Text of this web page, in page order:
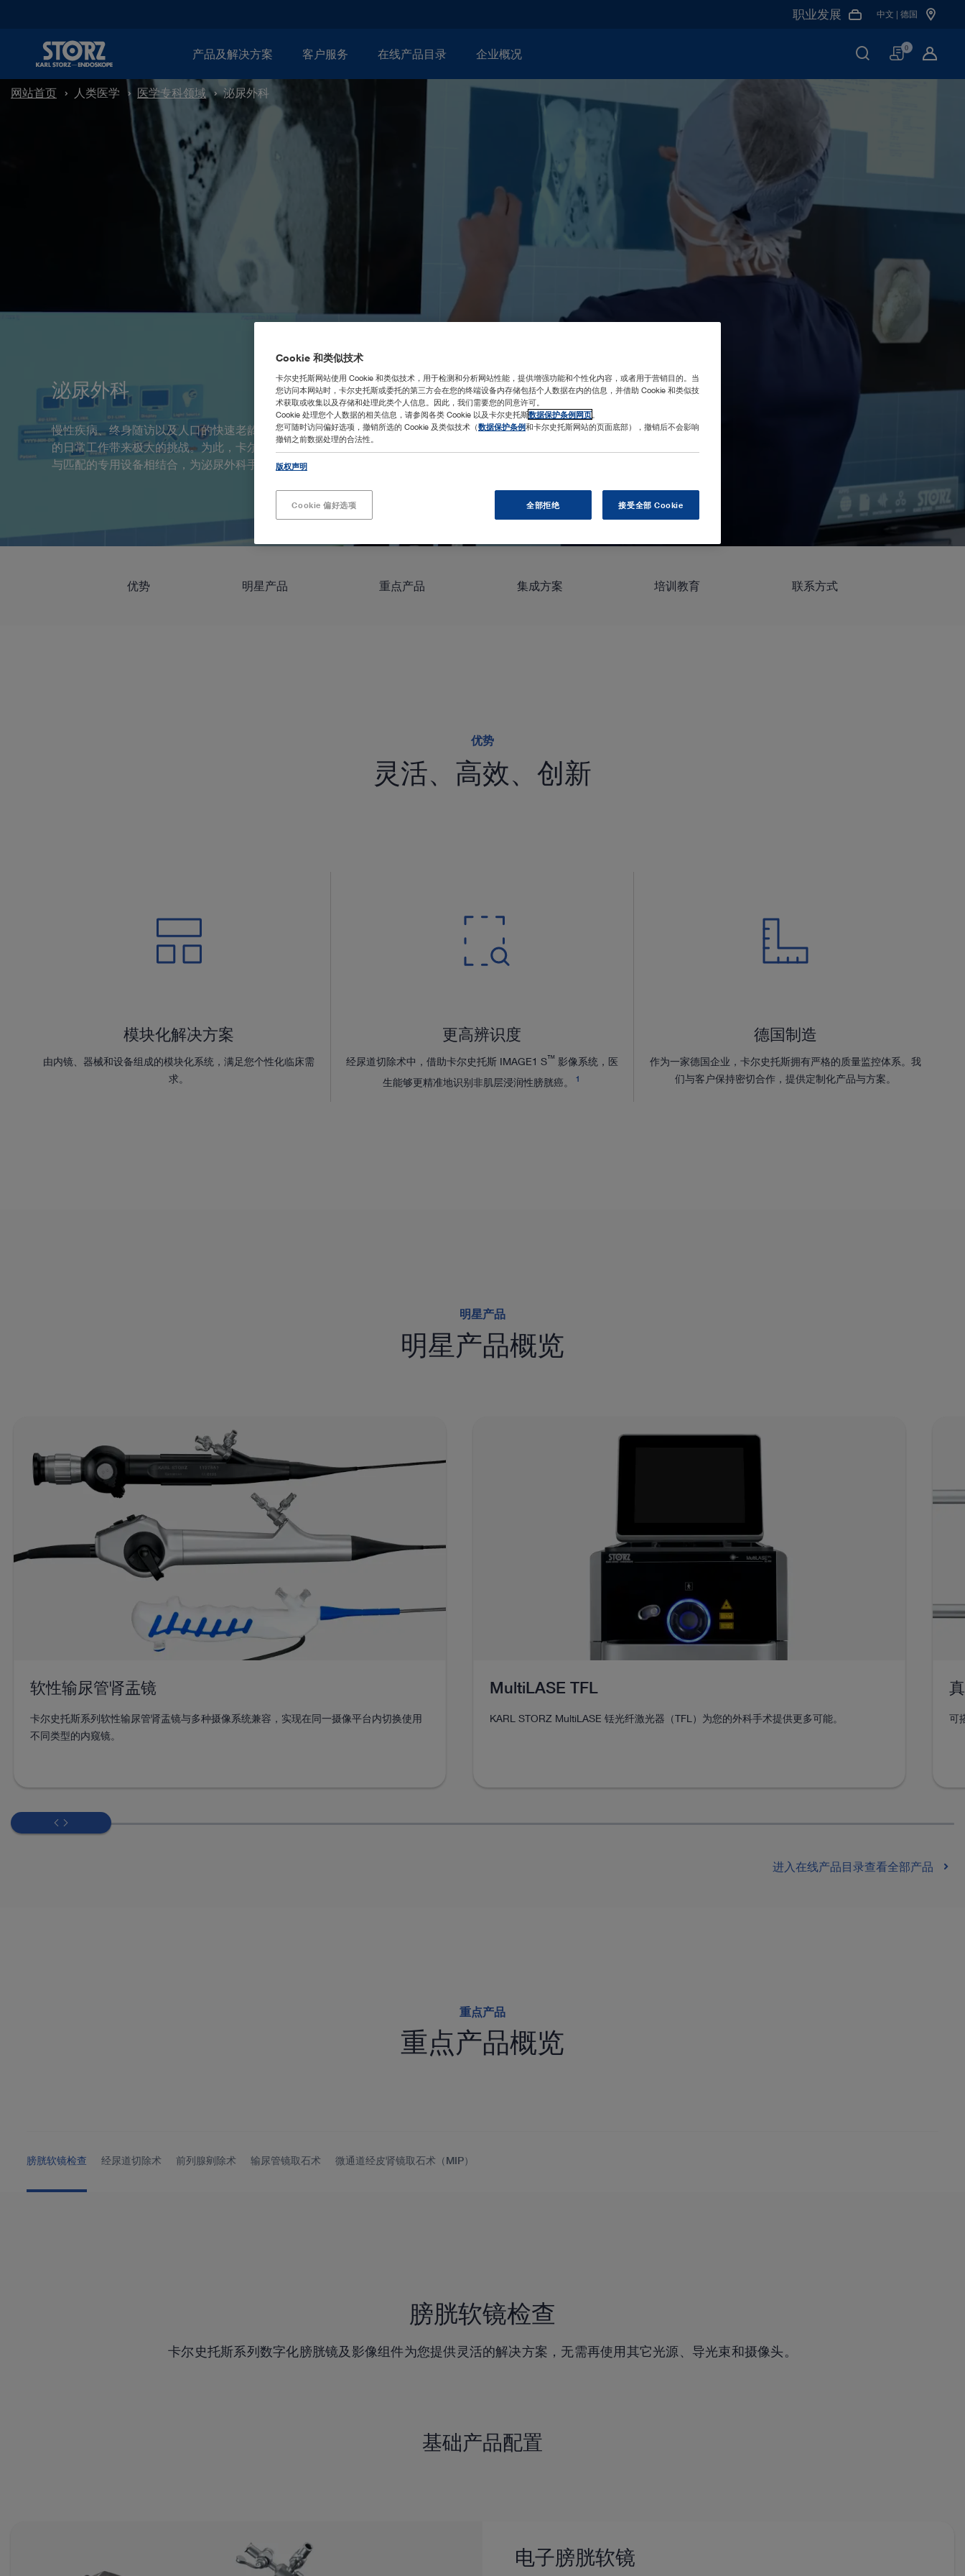
产品及解决方案 客户服务 在线产品目录 企业概况
职业发展 中文 | 德国
购
0
网站首页 人类医学 医学专科领域 泌尿外科
泌尿外科
慢性疾病、终身随访以及人口的快速老龄化，均为泌尿外科临床医生
的日常工作带来极大的挑战。为此，卡尔史托斯将精密的内镜和器械
与匹配的专用设备相结合，为泌尿外科手术提供多种微创解决方案。
优势 明星产品 重点产品 集成方案 培训教育 联系方式
优势
灵活、高效、创新
模块化解决方案
由内镜、器械和设备组成的模块化系统，满足您个性化临床需
求。
更高辨识度
经尿道切除术中，借助卡尔史托斯 IMAGE1 S™ 影像系统，医
生能够更精准地识别非肌层浸润性膀胱癌。
1
德国制造
作为一家德国企业，卡尔史托斯拥有严格的质量监控体系。我
们与客户保持密切合作，提供定制化产品与方案。
明星产品
明星产品概览
软性输尿管肾盂镜
卡尔史托斯系列软性输尿管肾盂镜与多种摄像系统兼容，实现在同一摄像平台内切换使用
不同类型的内窥镜。
MultiLASE TFL
KARL STORZ MultiLASE 铥光纤激光器（TFL）为您的外科手术提供更多可能。 可
进入在线产品目录查看全部产品
重点产品
重点产品概览
膀胱软镜检查 经尿道切除术 前列腺剜除术 输尿管镜取石术 微通道经皮肾镜取石术（MIP）
膀胱软镜检查
卡尔史托斯系列数字化膀胱镜及影像组件为您提供灵活的解决方案，无需再使用其它光源、导光束和摄像头。
基础产品配置
电子膀胱软镜
Cookie 和类似技术
卡尔史托斯网站使用 Cookie 和类似技术，用于检测和分析网站性能，提供增强功能和个性化内容，或者用于营销目的。当
您访问本网站时，卡尔史托斯或委托的第三方会在您的终端设备内存储包括个人数据在内的信息，并借助 Cookie 和类似技
术获取或收集以及存储和处理此类个人信息。因此，我们需要您的同意许可。
Cookie 处理您个人数据的相关信息，请参阅各类 Cookie 以及卡尔史托斯数据保护条例网页
您可随时访问偏好选项，撤销所选的 Cookie 及类似技术（数据保护条例和卡尔史托斯网站的页面底部），撤销后不会影响
撤销之前数据处理的合法性。
版权声明
Cookie 偏好选项 全部拒绝 接受全部 Cookie